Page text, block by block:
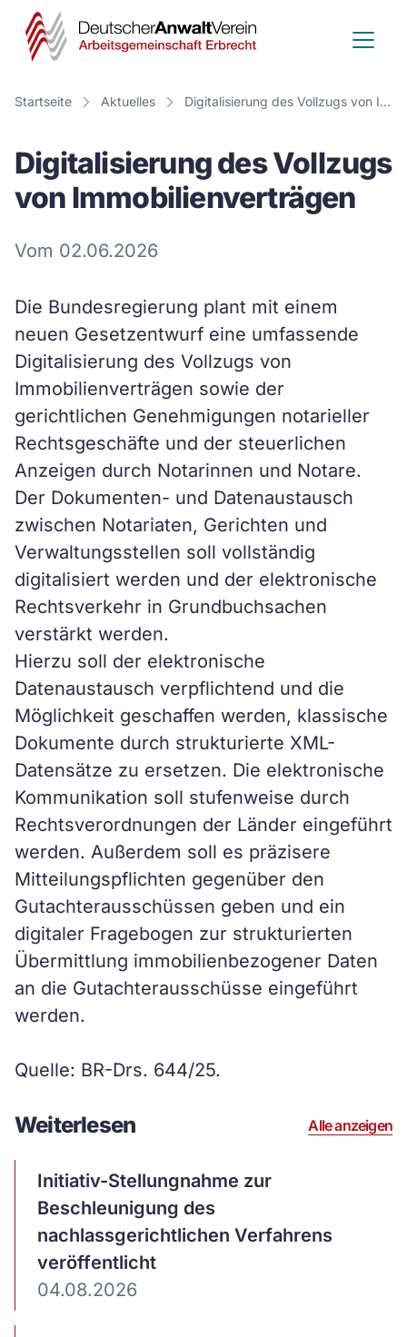
Deutscher
Anwalt
Verein
Erbrecht
Startseite Aktuelles Digitalisierung des Vollzugs von Immobilienverträgen
Digitalisierung des Vollzugs
von Immobilienverträgen
Vom 02.06.2026
Die Bundesregierung plant mit einem
neuen Gesetzentwurf eine umfassende
Digitalisierung des Vollzugs von
Immobilienverträgen sowie der
gerichtlichen Genehmigungen notarieller
Rechtsgeschäfte und der steuerlichen
Anzeigen durch Notarinnen und Notare.
Der Dokumenten- und Datenaustausch
zwischen Notariaten, Gerichten und
Verwaltungsstellen soll vollständig
digitalisiert werden und der elektronische
Rechtsverkehr in Grundbuchsachen
verstärkt werden.
Hierzu soll der elektronische
Datenaustausch verpflichtend und die
Möglichkeit geschaffen werden, klassische
Dokumente durch strukturierte XML-
Datensätze zu ersetzen. Die elektronische
Kommunikation soll stufenweise durch
Rechtsverordnungen der Länder eingeführt
werden. Außerdem soll es präzisere
Mitteilungspflichten gegenüber den
Gutachterausschüssen geben und ein
digitaler Fragebogen zur strukturierten
Übermittlung immobilienbezogener Daten
an die Gutachterausschüsse eingeführt
werden.
Quelle: BR-Drs. 644/25.
Weiterlesen Alle anzeigen
Initiativ-Stellungnahme zur
Beschleunigung des
nachlassgerichtlichen Verfahrens
veröffentlicht
04.08.2026
Artikel
ansehen